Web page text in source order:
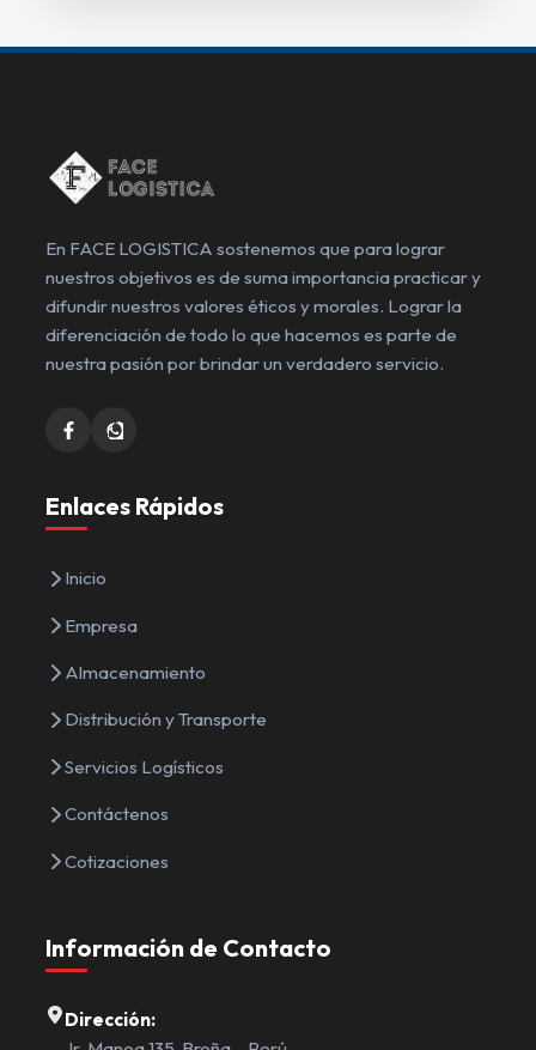
En FACE LOGISTICA sostenemos que para lograr
nuestros objetivos es de suma importancia practicar y
difundir nuestros valores éticos y morales. Lograr la
diferenciación de todo lo que hacemos es parte de
nuestra pasión por brindar un verdadero servicio.
Enlaces Rápidos
Inicio
Empresa
Almacenamiento
Distribución y Transporte
Servicios Logísticos
Contáctenos
Cotizaciones
Información de Contacto
Dirección: